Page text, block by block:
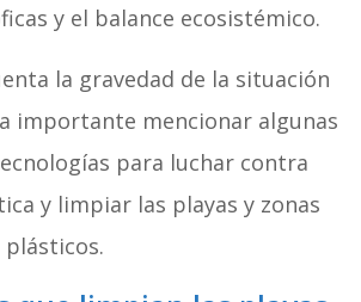
y el balance ecosistémico.
la gravedad de la situación
importante mencionar algunas
para luchar contra
y limpiar las playas y zonas